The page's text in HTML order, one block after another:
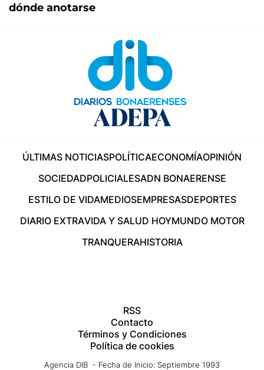
dónde anotarse
ÚLTIMAS NOTICIASPOLÍTICAECONOMÍAOPINIÓN
SOCIEDADPOLICIALESADN BONAERENSE
ESTILO DE VIDAMEDIOSEMPRESASDEPORTES
DIARIO EXTRAVIDA Y SALUD HOYMUNDO MOTOR
TRANQUERAHISTORIA
RSS
Contacto
Términos y Condiciones
Política de cookies
Agencia DIB - Fecha de Inicio: Septiembre 1993